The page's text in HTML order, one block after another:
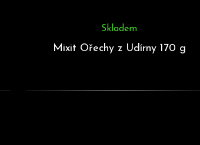
Mixit Ořechy z Udírny 170 g
Skladem